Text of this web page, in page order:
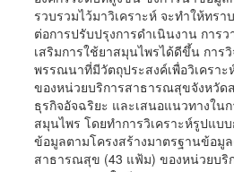
รวบรวมไว้มาวิเคราะห์ จะทำให้ทร
ต่อการปรับปรุงการดำเนินงาน การ
เสริมการใช้ยาสมุนไพรได้ดีขึ้น การ
พรรณนาที่มีวัตถุประสงค์เพื่อวิเครา
ของหน่วยบริการสาธารณสุขจังหวัด
ธุรกิจอัจฉริยะ และเสนอแนวทางใน
สมุนไพร โดยทำการวิเคราะห์รูปแบ
ข้อมูลตามโครงสร้างมาตรฐานข้อมู
สาธารณสุข (43 แฟ้ม) ของหน่วยบริ